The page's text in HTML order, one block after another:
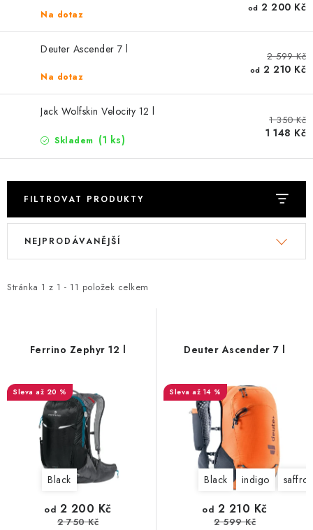
Doprava a platba Vše o nákupu
Na dotaz
od 2 200 Kč
Deuter Ascender 7 l
Na dotaz
2 599 Kč
od 2 210 Kč
Jack Wolfskin Velocity 12 l
Skladem (1 ks)
1 350 Kč
1 148 Kč
FILTROVAT PRODUKTY
V
i
d
u
Stránka 1 z 1 - 11 položek celkem
Ř
e
o
d
NEJPRODÁVANĚJŠÍ
Ferrino Zephyr 12 l
až 20 %
Black
od 2 200 Kč
2 750 Kč
Deuter Ascender 7 l
až 14 %
Black indigo saffron
od 2 210 Kč
2 599 Kč